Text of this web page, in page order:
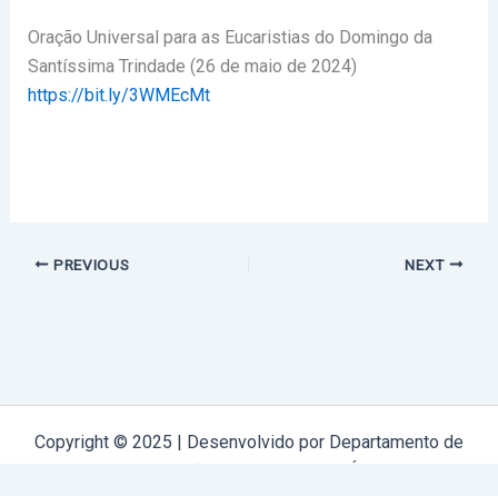
Oração Universal para as Eucaristias do Domingo da
Santíssima Trindade (26 de maio de 2024)
https://bit.ly/3WMEcMt
PREVIOUS NEXT
Copyright © 2025 | Desenvolvido por Departamento de